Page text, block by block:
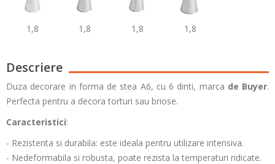
1,8 1,8 1,8 1,8
Descriere
Duza decorare in forma de stea A6, cu 6 dinti, marca de Buyer.
Perfecta pentru a decora torturi sau briose.
Caracteristici:
- Rezistenta si durabila: este ideala pentru utilizare intensiva.
- Nedeformabila si robusta, poate rezista la temperaturi ridicate.